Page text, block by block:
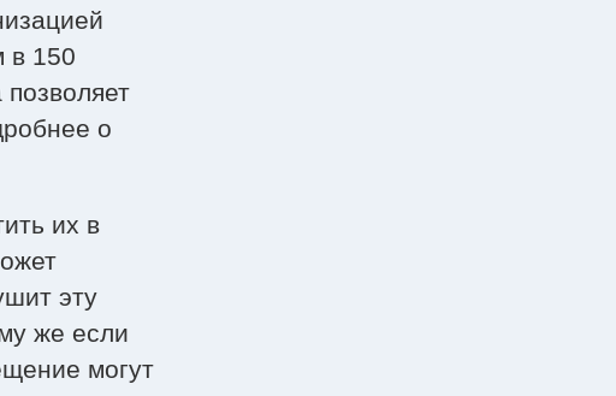
в 150
о
их в
эту
же если
могут